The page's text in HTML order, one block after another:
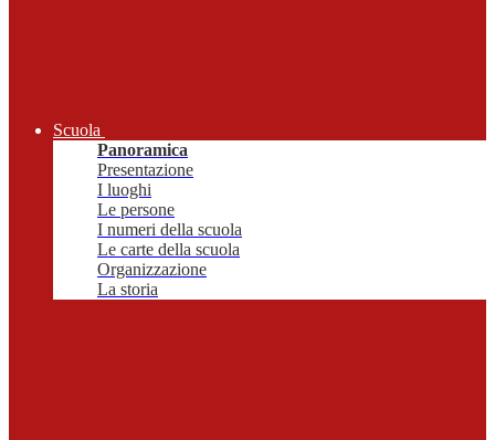
Scuola
Panoramica
Presentazione
I luoghi
Le persone
I numeri della scuola
Le carte della scuola
Organizzazione
La storia